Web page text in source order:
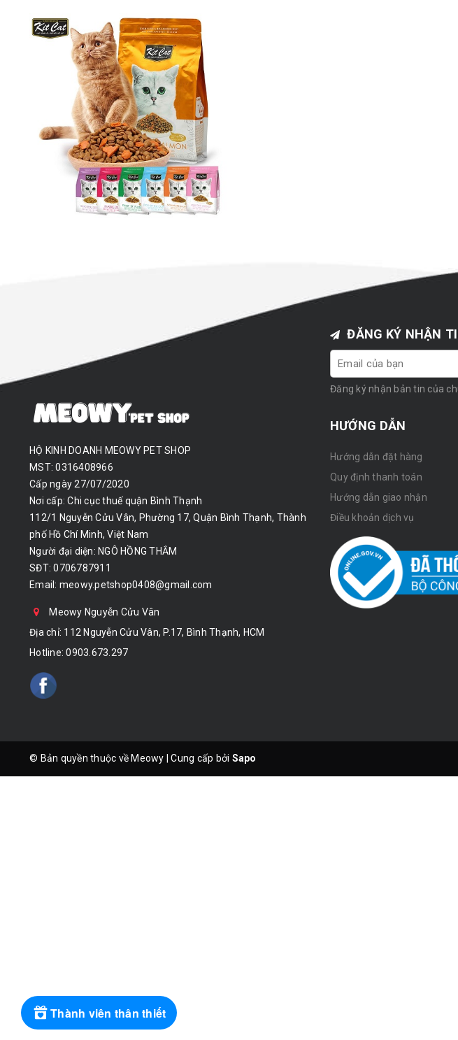
HỘ KINH DOANH MEOWY PET SHOP
MST: 0316408966
Cấp ngày 27/07/2020
Nơi cấp: Chi cục thuế quận Bình Thạnh
112/1 Nguyễn Cửu Vân, Phường 17, Quận Bình Thạnh, Thành
phố Hồ Chí Minh, Việt Nam
Người đại diện: NGÔ HỒNG THẮM
SĐT: 0706787911
Email: meowy.petshop0408@gmail.com
Meowy Nguyễn Cửu Vân
Địa chỉ: 112 Nguyễn Cửu Vân, P.17, Bình Thạnh, HCM
Hotline:0903.673.297
ĐĂNG KÝ NHẬN
Đăng ký nhận bản tin của
HƯỚNG DẪN
Hướng dẫn đặt hàng
Quy định thanh toán
Hướng dẫn giao nhận
Điều khoản dịch vụ
© Bản quyền thuộc về Meowy Cung cấp bởi Sapo
Thành viên thân thiết